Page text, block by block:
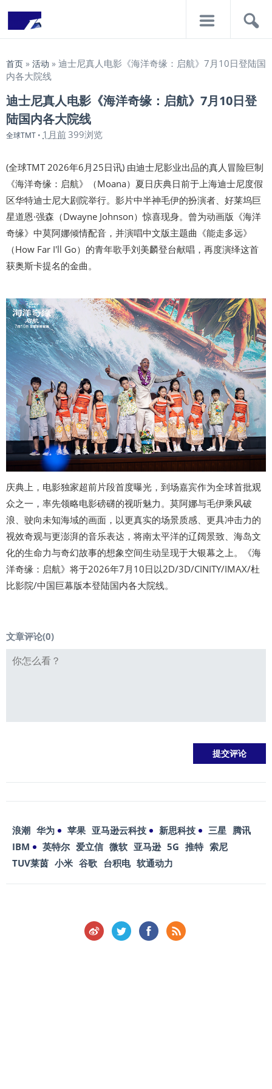
首页 » 活动 » 迪士尼真人电影《海洋奇缘：启航》7月10日登陆国
内各大院线
迪士尼真人电影《海洋奇缘：启航》7月10日登
陆国内各大院线
全球TMT • 1月前399浏览
(全球TMT 2026年6月25日讯) 由迪士尼影业出品的真人冒险巨制
《海洋奇缘：启航》（Moana）夏日庆典日前于上海迪士尼度假
区华特迪士尼大剧院举行。影片中半神毛伊的扮演者、好莱坞巨
星道恩·强森（Dwayne Johnson）惊喜现身。曾为动画版《海洋
奇缘》中莫阿娜倾情配音，并演唱中文版主题曲《能走多远》
（How Far I'll Go）的青年歌手刘美麟登台献唱，再度演绎这首
获奥斯卡提名的金曲。
庆典上，电影独家超前片段首度曝光，到场嘉宾作为全球首批观
众之一，率先领略电影磅礴的视听魅力。莫阿娜与毛伊乘风破
浪、驶向未知海域的画面，以更真实的场景质感、更具冲击力的
视效奇观与更澎湃的音乐表达，将南太平洋的辽阔景致、海岛文
化的生命力与奇幻故事的想象空间生动呈现于大银幕之上。《海
洋奇缘：启航》将于2026年7月10日以2D/3D/CINITY/IMAX/杜
比影院/中国巨幕版本登陆国内各大院线。
文章评论(0)
浪潮 华为 苹果 亚马逊云科技 新思科技 三星 腾讯
IBM
英特尔 爱立信 微软 亚马逊 5G 推特 索尼
TUV莱茵 小米 谷歌 台积电 软通动力